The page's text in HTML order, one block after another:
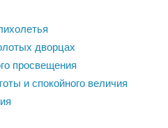
дворцах
просвещения
и спокойного величия